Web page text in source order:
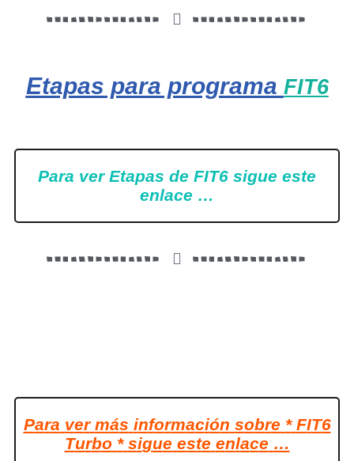
Etapas para programa FIT6
Para ver Etapas de FIT6 sigue este
enlace …
Para ver más información sobre * FIT6
Turbo * sigue este enlace …